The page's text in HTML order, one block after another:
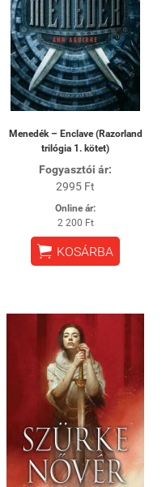
Menedék – Enclave (Razorland
trilógia 1. kötet)
Fogyasztói ár:
2995 Ft
Online ár:
2 200 Ft
 KOSÁRBA